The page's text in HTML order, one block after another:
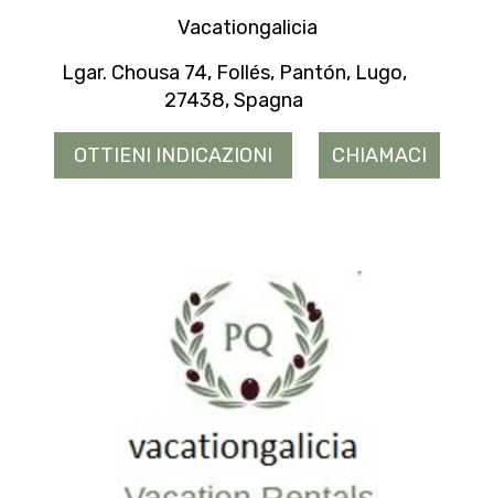
Vacationgalicia
Lgar. Chousa 74, Follés, Pantón, Lugo,
27438, Spagna
OTTIENI INDICAZIONI CHIAMACI